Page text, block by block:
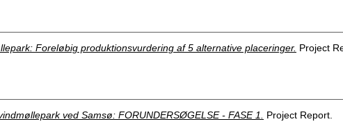
Foreløbig produktionsvurdering af 5 alternative placeringer. Project
ved Samsø: FORUNDERSØGELSE - FASE 1. Project Report.